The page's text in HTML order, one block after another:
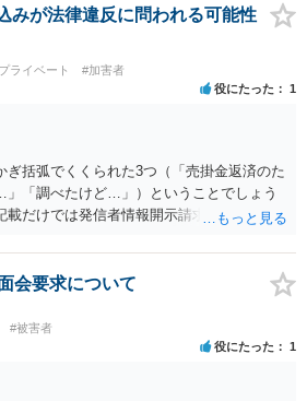
みが法律違反に問われる可能性
ライベート #加害者
役にたった 1
ぎ括弧でくくられた3つ（「売掛金返済のた
「調べたけど…」）ということでしょう
載だけでは発信者情報開示請求が認められ
計業務妨害、侮辱罪、ストーカー等に関す
われ」とのことですので、ご質問に書かれ
ることは不適当と思われますので、弁護
しょう。
会要求について
#被害者
役にたった 1